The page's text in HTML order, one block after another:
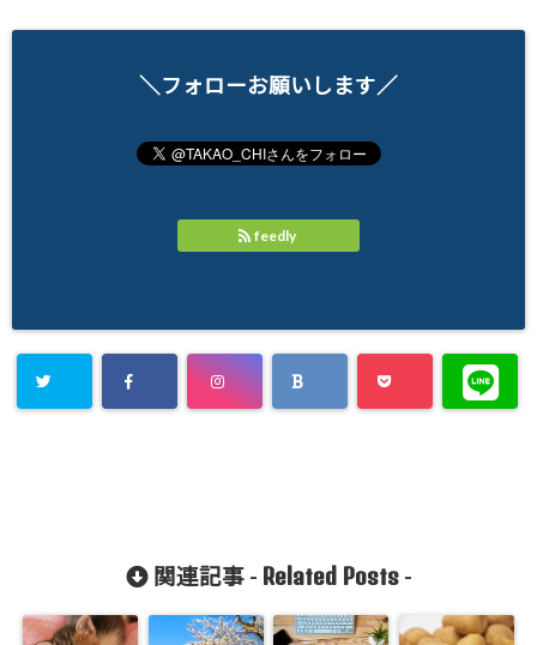
＼フォローお願いします／
feedly
関連記事 - Related Posts-